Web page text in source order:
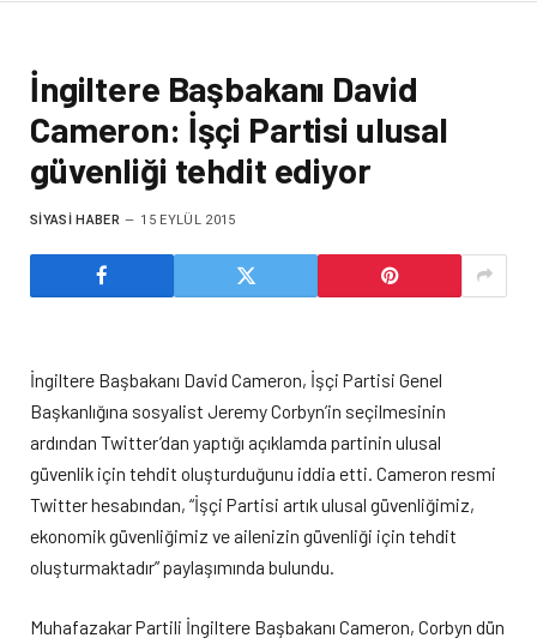
İngiltere Başbakanı David
Cameron: İşçi Partisi ulusal
güvenliği tehdit ediyor
SIYASI HABER 15 EYLÜL 2015
İngiltere Başbakanı David Cameron, İşçi Partisi Genel
Başkanlığına sosyalist Jeremy Corbyn’in seçilmesinin
ardından Twitter’dan yaptığı açıklamda partinin ulusal
güvenlik için tehdit oluşturduğunu iddia etti. Cameron resmi
Twitter hesabından, “İşçi Partisi artık ulusal güvenliğimiz,
ekonomik güvenliğimiz ve ailenizin güvenliği için tehdit
oluşturmaktadır” paylaşımında bulundu.
Muhafazakar Partili İngiltere Başbakanı Cameron, Corbyn dün